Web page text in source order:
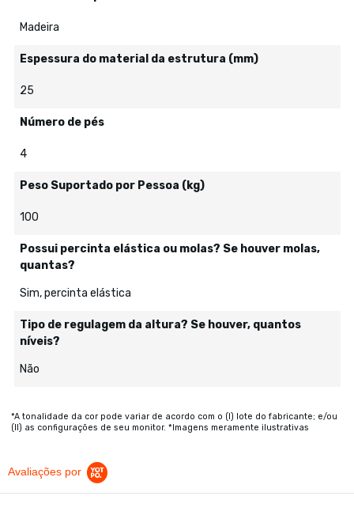
Madeira
Espessura do material da estrutura (mm)
25
Número de pés
4
Peso Suportado por Pessoa (kg)
100
Possui percinta elástica ou molas? Se houver molas,
quantas?
Sim, percinta elástica
Tipo de regulagem da altura? Se houver, quantos
níveis?
Não
*A tonalidade da cor pode variar de acordo com o (I) lote do fabricante; e/ou
(II) as configurações de seu monitor. *Imagens meramente ilustrativas
Avaliações por